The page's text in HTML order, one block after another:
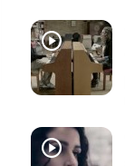
player2
player2